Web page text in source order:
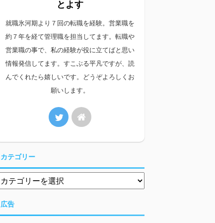
とよす
就職氷河期より７回の転職を経験。営業職を
約７年を経て管理職を担当してます。転職や
営業職の事で、私の経験が役に立てばと思い
情報発信してます。すこぶる平凡ですが、読
んでくれたら嬉しいです。どうぞよろしくお
願いします。
カテゴリー
広告